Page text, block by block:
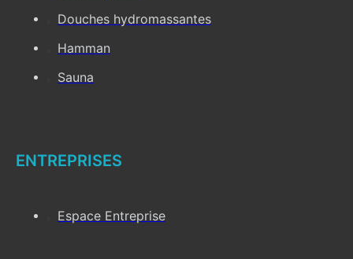
Douches hydromassantes
Hamman
Sauna
ENTREPRISES
Espace Entreprise